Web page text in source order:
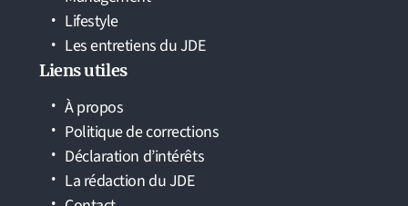
Lifestyle
Les entretiens du JDE
Liens utiles
À propos
Politique de corrections
Déclaration d’intérêts
La rédaction du JDE